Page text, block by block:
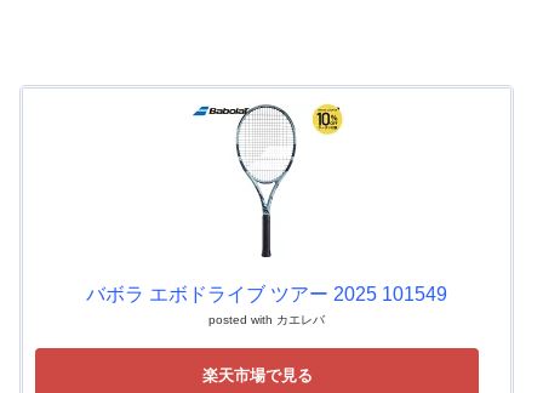
バボラ エボドライブ ツアー 2025 101549
posted with カエレバ
楽天市場で見る